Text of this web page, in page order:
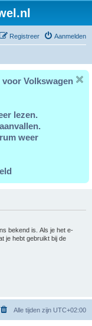
Aanmelden
Registreer
Volkswagen
lezen.
weer
bekend is. Als je het e-
je hebt gebruikt bij de
Alle tijden zijn UTC+02:00